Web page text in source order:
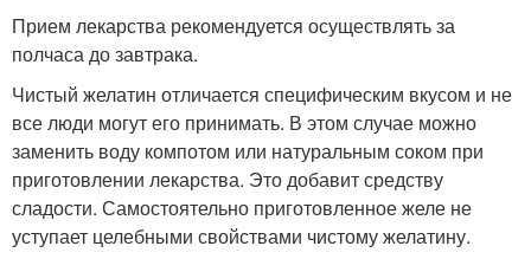
Прием лекарства рекомендуется осуществлять за
полчаса до завтрака.
Чистый желатин отличается специфическим вкусом и не
все люди могут его принимать. В этом случае можно
заменить воду компотом или натуральным соком при
приготовлении лекарства. Это добавит средству
сладости. Самостоятельно приготовленное желе не
уступает целебными свойствами чистому желатину.